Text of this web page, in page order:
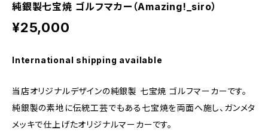
純銀製七宝焼 ゴルフマカー（Amazing!_siro）
¥25,000
International shipping available
当店オリジナルデザインの純銀製 七宝焼 ゴルフマーカーです。
純銀製の素地に伝統工芸でもある七宝焼を両面へ施し、ガンメタ
メッキで仕上げたオリジナルマーカーです。